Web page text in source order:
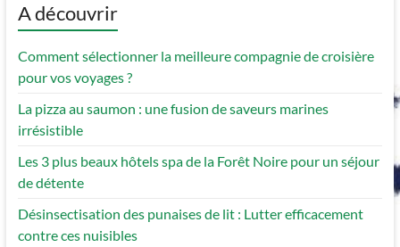
A découvrir
Comment sélectionner la meilleure compagnie de croisière
pour vos voyages ?
La pizza au saumon : une fusion de saveurs marines
irrésistible
Les 3 plus beaux hôtels spa de la Forêt Noire pour un séjour
de détente
Désinsectisation des punaises de lit : Lutter efficacement
contre ces nuisibles